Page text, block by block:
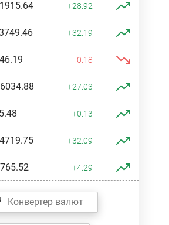
+28.92
+32.19
-0.18
+27.03
+0.13
+32.09
+4.29
Конвертер валют